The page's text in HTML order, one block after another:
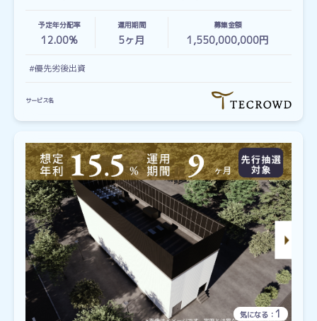
予定年分配率
12.00%
運用期間
5ヶ月
募集金額
1,550,000,000円
#優先劣後出資
サービス名
気になる： 1